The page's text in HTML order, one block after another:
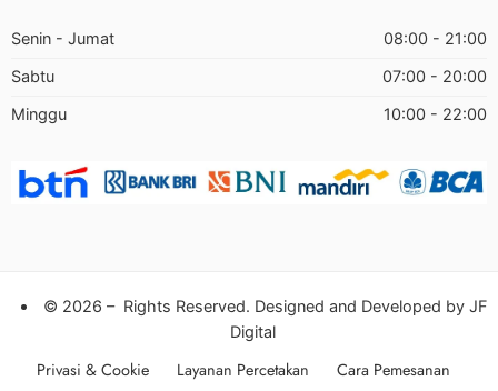
Senin - Jumat
08:00 - 21:00
Sabtu
07:00 - 20:00
Minggu
10:00 - 22:00
© 2026 – Rights Reserved. Designed and Developed byJF
Digital
Privasi & Cookie Layanan Percetakan Cara Pemesanan